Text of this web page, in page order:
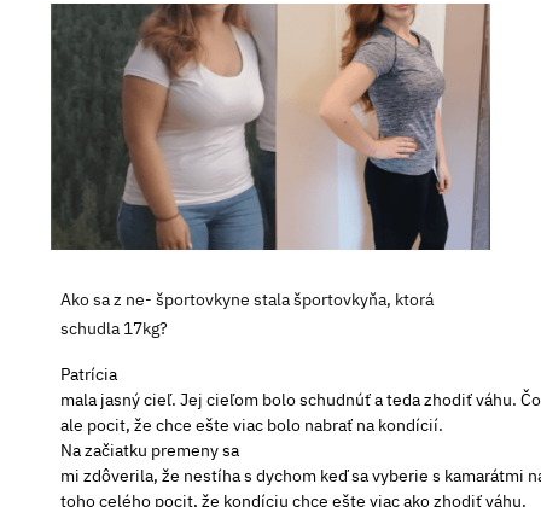
Ako sa z ne- športovkyne stala športovkyňa, ktorá
schudla 17kg?
Patrícia
mala jasný cieľ. Jej cieľom bolo schudnúť a teda zhodiť váhu.
ale pocit, že chce ešte viac bolo nabrať na kondícií.
Na začiatku premeny sa
mi zdôverila, že nestíha s dychom keď sa vyberie s kamarátmi
toho celého pocit, že kondíciu chce ešte viac ako zhodiť váhu.